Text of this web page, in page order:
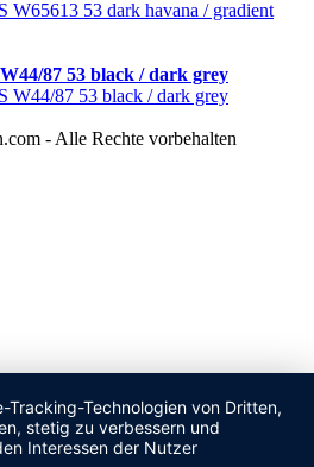
87 53 black / dark grey
- Alle Rechte vorbehalten
Tracking-Technologien von Dritten,
stetig zu verbessern und
Interessen der Nutzer